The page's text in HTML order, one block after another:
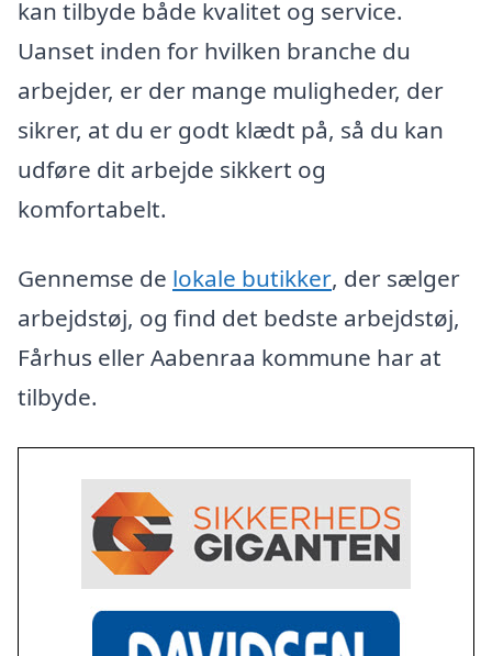
kan tilbyde både kvalitet og service.
Uanset inden for hvilken branche du
arbejder, er der mange muligheder, der
sikrer, at du er godt klædt på, så du kan
udføre dit arbejde sikkert og
komfortabelt.
Gennemse de lokale butikker, der sælger
arbejdstøj, og find det bedste arbejdstøj,
Fårhus eller Aabenraa kommune har at
tilbyde.